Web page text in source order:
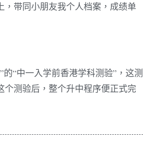
带同小朋友我个人档案，成绩单
“中一入学前香港学科测验”，这测
测验后，整个升中程序便正式完